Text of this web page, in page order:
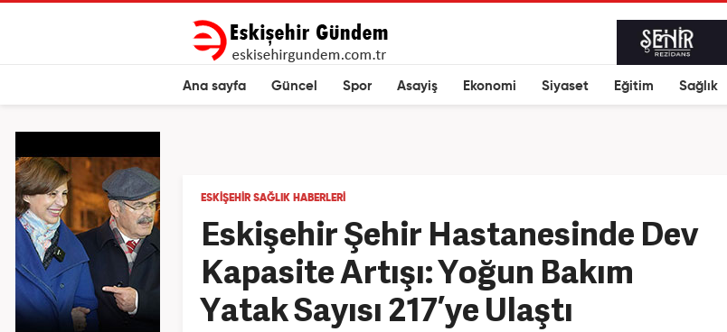
Ana sayfa Güncel Spor Asayiş Ekonomi Siyaset Eğitim Sağlık
ESKIŞEHIR SAĞLIK HABERLERI
Eskişehir Şehir Hastanesinde Dev
Kapasite Artışı: Yoğun Bakım
Yatak Sayısı 217’ye Ulaştı